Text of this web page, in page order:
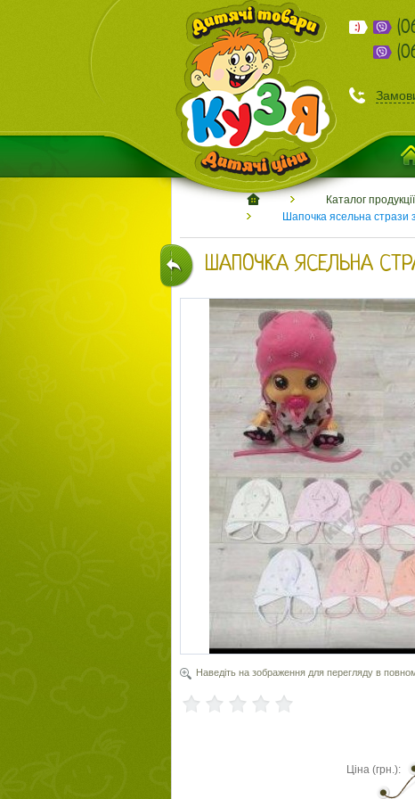
Каталог продукції
Шапочка ясельна стрази
ШАПОЧКА ЯСЕЛЬНА
Наведіть на зображення для перегляду в
Ціна (грн.):